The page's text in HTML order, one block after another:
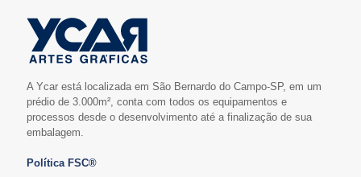
A Ycar está localizada em São Bernardo do Campo-SP, em um
prédio de 3.000m², conta com todos os equipamentos e
processos desde o desenvolvimento até a finalização de sua
embalagem.
Política FSC®